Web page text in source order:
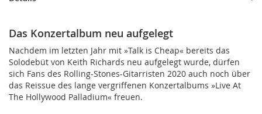
Das Konzertalbum neu aufgelegt
Nachdem im letzten Jahr mit »Talk is Cheap« bereits das
Solodebüt von Keith Richards neu aufgelegt wurde, dürfen
sich Fans des Rolling-Stones-Gitarristen 2020 auch noch über
das Reissue des lange vergriffenen Konzertalbums »Live At
The Hollywood Palladium« freuen.